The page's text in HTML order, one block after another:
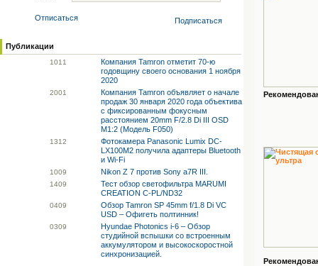
Отписаться Подписаться
Публикации
1011
Компания Tamron отметит 70-ю
годовщину своего основания 1 ноября
2020
2001
Компания Tamron объявляет о начале
продаж 30 января 2020 года объектива
с фиксированным фокусным
расстоянием 20mm F/2.8 Di III OSD
M1:2 (Модель F050)
1312
Фотокамера Panasonic Lumix DC-
LX100M2 получила адаптеры Bluetooth
и Wi-Fi
1009 Nikon Z 7 против Sony a7R III.
1409
Тест обзор светофильтра MARUMI
CREATION C-PL/ND32
0409
Обзор Tamron SP 45mm f/1.8 Di VC
USD – Офигеть полтинник!
0309
Hyundae Photonics i-6 – Обзор
студийной вспышки со встроенным
аккумулятором и высокоскоростной
синхронизацией.